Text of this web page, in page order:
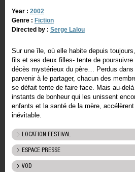
Year : 2002
Genre : Fiction
Directed by : Serge Lalou
Sur une île, où elle habite depuis
fils et ses deux filles- tente de
décès mystérieux du père… Perdus
parvenir à le partager, chacun des
se défait tente de faire face. Mais au-
instants de bonheur qui les unissent
enfants et la santé de la mère,
inévitable.
LOCATION FESTIVAL
ESPACE PRESSE
VOD